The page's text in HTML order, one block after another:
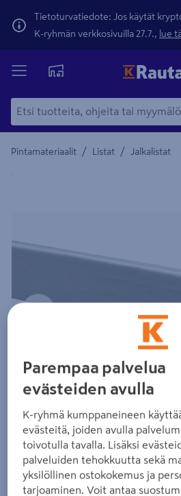
Tietoturvatiedote: Jos käytät
K-ryhmän verkkosivuilla 27.7., lue
Pintamateriaalit / Listat / Jalkalistat
Yksityiskohtainen kuvaus löytyy
Edellinen
Parempaa palvelua
evästeiden avulla
K-ryhmä kumppaneineen
evästeitä, joiden avulla
toivotulla tavalla. Lisäksi
palveluiden tehokkuutta sekä
yksilöllinen ostokokemus ja
tarjoaminen. Voit antaa